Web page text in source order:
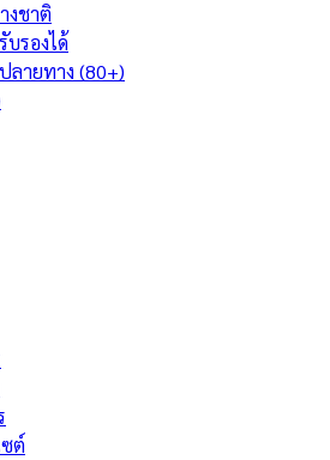
งชาติ
บรองได้
ลายทาง (80+)
ต์